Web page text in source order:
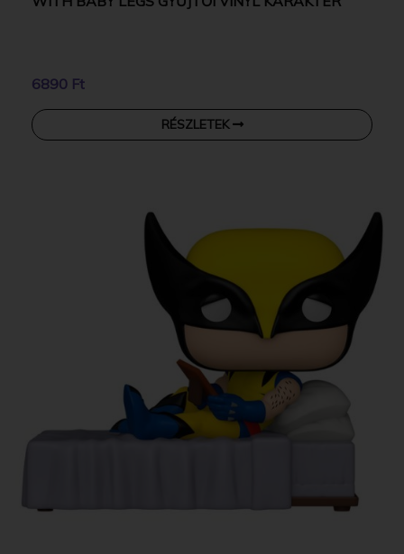
6890 Ft
RÉSZLETEK